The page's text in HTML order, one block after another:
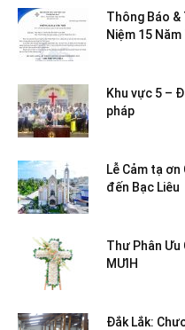
Thông Báo &
Niệm 15
Khu vực 5 –
pháp
Lễ Cảm tạ
đến Bạc Liêu
Thư Phân Ưu
MƯIH
Đắk Lắk: